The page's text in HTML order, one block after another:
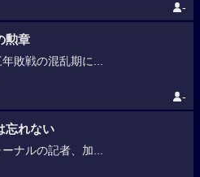
-
勲章
年敗戦の混乱期に...
-
忘れない
ナルの記者、加...